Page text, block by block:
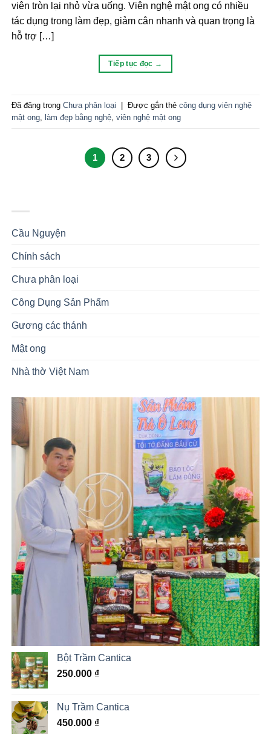
viên tròn lại nhỏ vừa uống. Viên nghệ mật ong có nhiều
tác dụng trong làm đẹp, giảm cân nhanh và quan trọng là
hỗ trợ […]
Tiếp tục đọc →
Đã đăng trong Chưa phân loại | Được gắn thẻ công dụng viên nghệ
mật ong làm đẹp bằng nghệ viên nghệ mật ong
1 2 3
Cầu Nguyện
Chính sách
Chưa phân loại
Công Dụng Sản Phẩm
Gương các thánh
Mật ong
Nhà thờ Việt Nam
Bột Trầm Cantica
250.000 ₫
Nụ Trầm Cantica
450.000 ₫